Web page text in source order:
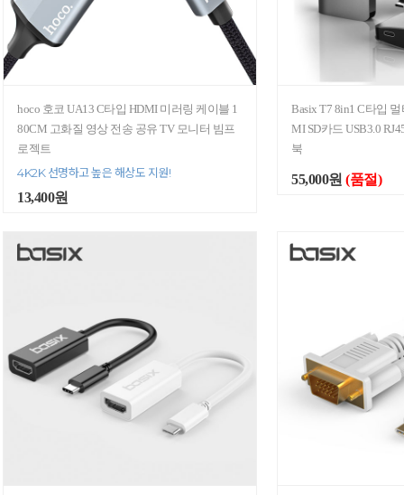
hoco 호코 UA13 C타입 HDMI 미러링 케이블 1
80CM 고화질 영상 전송 공유 TV 모니터 빔프
로젝트
4K2K 선명하고 높은 해상도 지원!
13,400원
Basix T7 8in1 C타입
MI SD카드 USB3.0
북
55,000원 (품절)